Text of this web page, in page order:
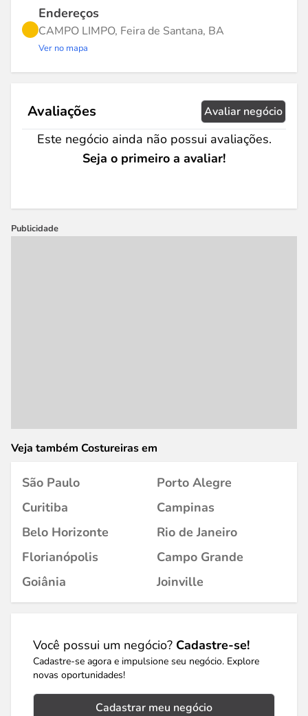
Endereços
CAMPO LIMPO, Feira de Santana, BA
Ver no mapa
Avaliações Avaliar negócio
Este negócio ainda não possui avaliações.
Seja o primeiro a avaliar!
Publicidade
Veja também Costureiras em
São Paulo
Porto Alegre
Curitiba
Campinas
Belo Horizonte
Rio de Janeiro
Florianópolis
Campo Grande
Goiânia
Joinville
Você possui um negócio? Cadastre-se!
Cadastre-se agora e impulsione seu negócio. Explore
novas oportunidades!
Cadastrar meu negócio